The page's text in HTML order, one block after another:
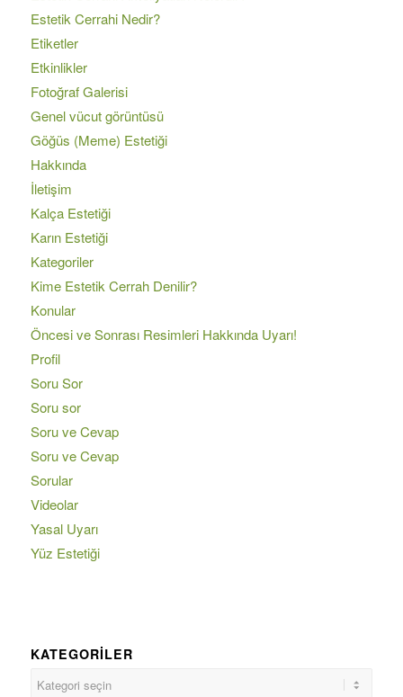
Estetik Cerrahi Nedir?
Etiketler
Etkinlikler
Fotoğraf Galerisi
Genel vücut görüntüsü
Göğüs (Meme) Estetiği
Hakkında
İletişim
Kalça Estetiği
Karın Estetiği
Kategoriler
Kime Estetik Cerrah Denilir?
Konular
Öncesi ve Sonrası Resimleri Hakkında Uyarı!
Profil
Soru Sor
Soru sor
Soru ve Cevap
Soru ve Cevap
Sorular
Videolar
Yasal Uyarı
Yüz Estetiği
KATEGORILER